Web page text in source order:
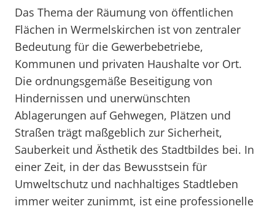
Das Thema der Räumung von öffentlichen
Flächen in Wermelskirchen ist von zentraler
Bedeutung für die Gewerbebetriebe,
Kommunen und privaten Haushalte vor Ort.
Die ordnungsgemäße Beseitigung von
Hindernissen und unerwünschten
Ablagerungen auf Gehwegen, Plätzen und
Straßen trägt maßgeblich zur Sicherheit,
Sauberkeit und Ästhetik des Stadtbildes bei. In
einer Zeit, in der das Bewusstsein für
Umweltschutz und nachhaltiges Stadtleben
immer weiter zunimmt, ist eine professionelle